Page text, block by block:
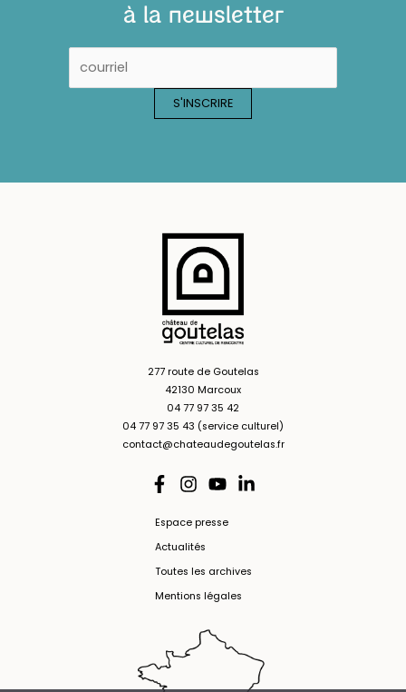
à la newsletter
277 route de Goutelas
42130 Marcoux
04 77 97 35 42
04 77 97 35 43 (service culturel)
contact@chateaudegoutelas.fr
Espace presse
Actualités
Toutes les archives
Mentions légales